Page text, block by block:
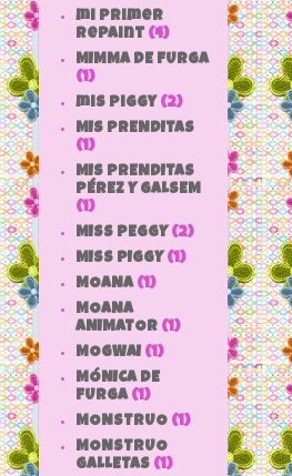
mi primer
repaint (4)
MIMMA DE FURGA
(1)
mis piggy (2)
MIS PRENDITAS
(1)
MIS PRENDITAS
PÉREZ Y GALSEM
(1)
MISS PEGGY (2)
MISS PIGGY (1)
MOANA (1)
MOANA
ANIMATOR (1)
MOGWAI (1)
MÓNICA DE
FURGA (1)
MONSTRUO (1)
MONSTRUO
GALLETAS (1)